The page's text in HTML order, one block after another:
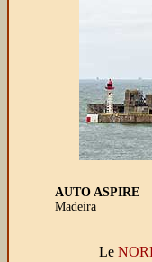
AUTO ASPIRE
Madeira
Le